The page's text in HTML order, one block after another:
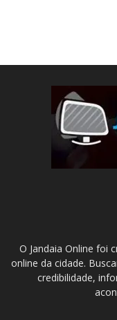
O Jandaia Online foi
online da cidade.
credibilidade,